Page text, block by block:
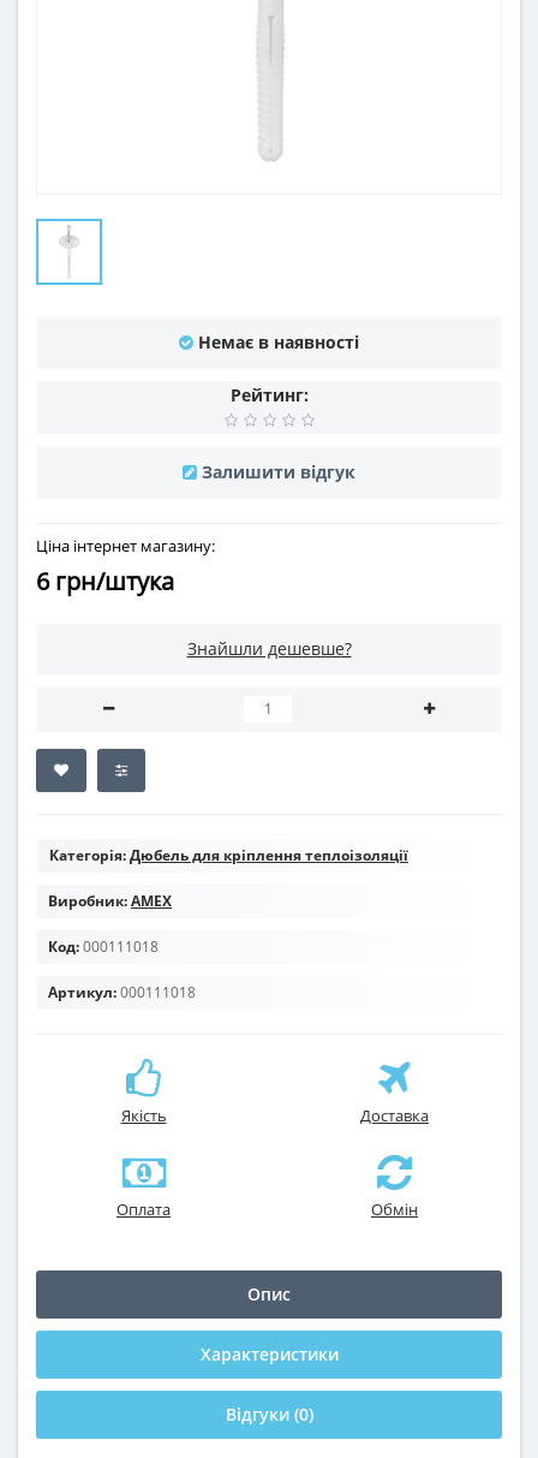
Немає в наявності
Рейтинг:
Залишити відгук
Ціна інтернет магазину:
6 грн/штука
Знайшли дешевше?
Категорія:Дюбель для кріплення теплоізоляції
Виробник:AMEX
Код:000111018
Артикул:000111018
Якість Доставка
Оплата Обмін
Опис
Характеристики
Відгуки (0)